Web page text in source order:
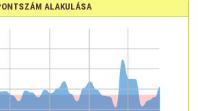
ALAKULÁSA